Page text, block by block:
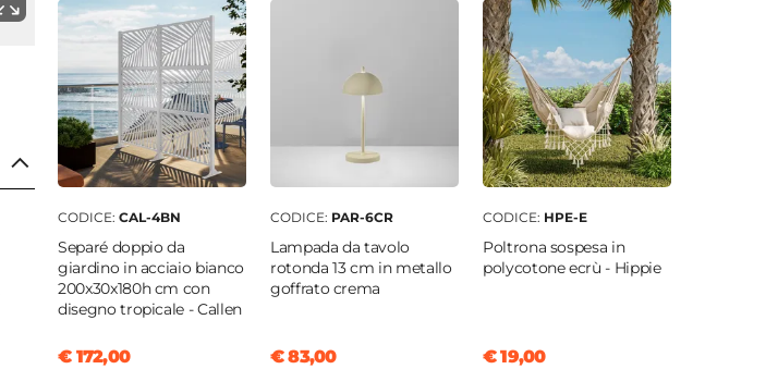
CODICE: CAL-4BN
Separé doppio da
giardino in acciaio bianco
200x30x180h cm con
disegno tropicale - Callen
€ 172,00
CODICE: PAR-6CR
Lampada da tavolo
rotonda 13 cm in metallo
goffrato crema
€ 83,00
CODICE: HPE-E
Poltrona sospesa in
polycotone ecrù - Hippie
€ 19,00